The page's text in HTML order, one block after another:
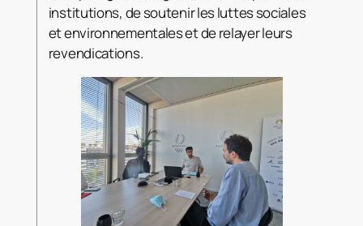
institutions, de soutenir les luttes sociales
et environnementales et de relayer leurs
revendications.